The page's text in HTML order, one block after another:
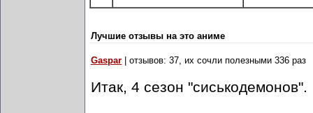
Лучшие отзывы на это аниме
Gaspar | отзывов: 37, их сочли полезными 336 раз
Итак, 4 сезон "сиськодемонов".